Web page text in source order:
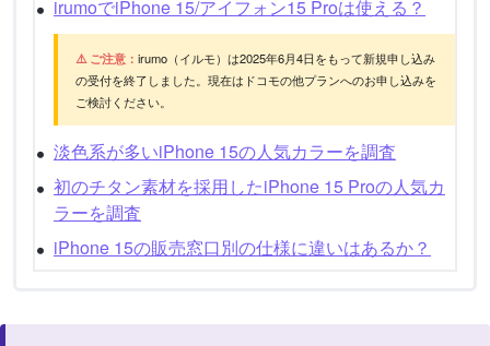
irumoでiPhone 15/アイフォン15 Proは使える？
⚠️ ご注意： irumo（イルモ）は2025年6月4日をもって新規申し込み
の受付を終了しました。現在はドコモの他プランへのお申し込みを
ご検討ください。
淡色系が多いiPhone 15の人気カラーを調査
初のチタン素材を採用したiPhone 15 Proの人気カ
ラーを調査
iPhone 15の販売窓口別の仕様に違いはあるか？